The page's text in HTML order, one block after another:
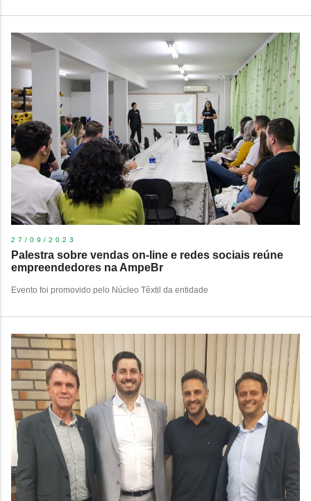
27/09/2023
Palestra sobre vendas on-line e redes sociais reúne
empreendedores na AmpeBr
Evento foi promovido pelo Núcleo Têxtil da entidade